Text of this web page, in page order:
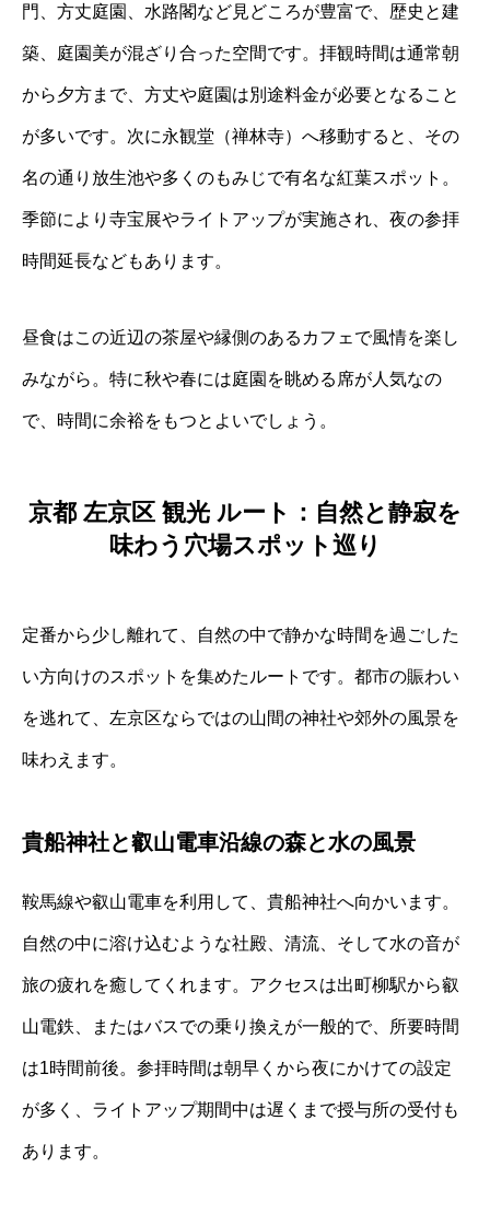
門、方丈庭園、水路閣など見どころが豊富で、歴史と建
築、庭園美が混ざり合った空間です。拝観時間は通常朝
から夕方まで、方丈や庭園は別途料金が必要となること
が多いです。次に永観堂（禅林寺）へ移動すると、その
名の通り放生池や多くのもみじで有名な紅葉スポット。
季節により寺宝展やライトアップが実施され、夜の参拝
時間延長などもあります。
昼食はこの近辺の茶屋や縁側のあるカフェで風情を楽し
みながら。特に秋や春には庭園を眺める席が人気なの
で、時間に余裕をもつとよいでしょう。
京都 左京区 観光 ルート：自然と静寂を
味わう穴場スポット巡り
定番から少し離れて、自然の中で静かな時間を過ごした
い方向けのスポットを集めたルートです。都市の賑わい
を逃れて、左京区ならではの山間の神社や郊外の風景を
味わえます。
貴船神社と叡山電車沿線の森と水の風景
鞍馬線や叡山電車を利用して、貴船神社へ向かいます。
自然の中に溶け込むような社殿、清流、そして水の音が
旅の疲れを癒してくれます。アクセスは出町柳駅から叡
山電鉄、またはバスでの乗り換えが一般的で、所要時間
は1時間前後。参拝時間は朝早くから夜にかけての設定
が多く、ライトアップ期間中は遅くまで授与所の受付も
あります。